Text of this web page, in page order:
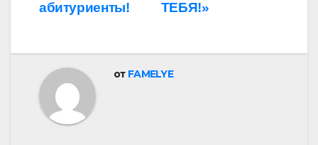
записям
ТЕБЯ!»
абитуриенты!
от FAMELYE